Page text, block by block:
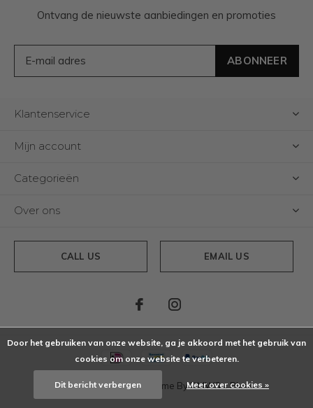
Ontvang de nieuwste aanbiedingen en promoties
ABONNEER
Klantenservice
Mijn account
Categorieën
Over ons
CALL US EMAIL US
© Copyright2026- Theme ByDMWSx Plus+
Door het gebruiken van onze website, ga je akkoord met het gebruik van
cookies om onze website te verbeteren.
Dit bericht verbergen Meer over cookies »